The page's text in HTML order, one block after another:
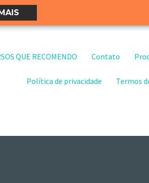
QUE RECOMENDO Contato
Política de privacidade Termos